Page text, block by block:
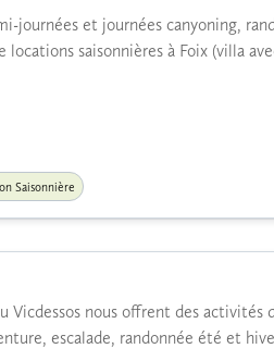
journées et journées canyoning,
saisonnières à Foix (villa
Saisonnière
Vicdessos nous offrent des activités
escalade, randonnée été et